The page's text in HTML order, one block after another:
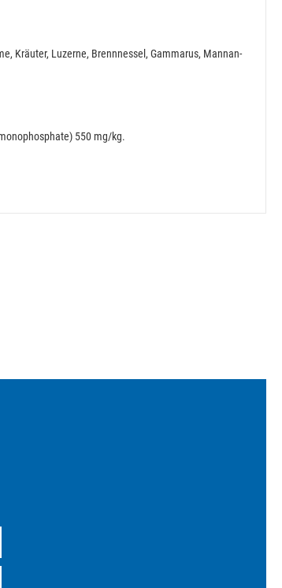
Kräuter, Luzerne, Brenn­nessel, Gammarus, Mannan-
550 mg/kg.